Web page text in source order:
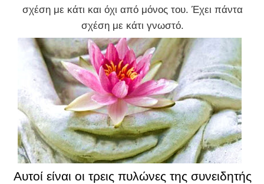
σχέση με κάτι και όχι από μόνος του. Έχει πάντα
σχέση με κάτι γνωστό.
Αυτοί είναι οι τρεις πυλώνες της συνειδητής